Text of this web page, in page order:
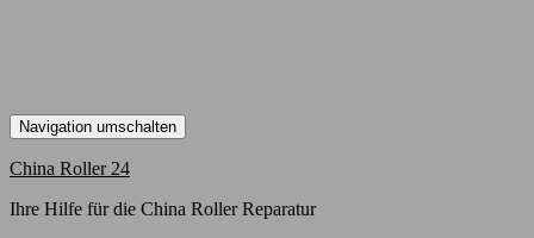
Navigation umschalten
China Roller 24
Ihre Hilfe für die China Roller Reparatur